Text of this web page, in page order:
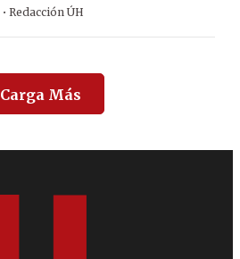
· Redacción ÚH
Carga Más